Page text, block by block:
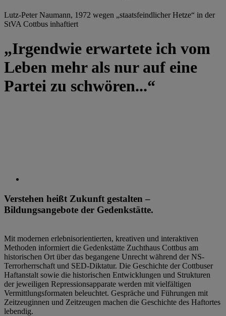
Lutz-Peter Naumann, 1972 wegen „staatsfeindlicher Hetze“ in der
StVA Cottbus inhaftiert
„Irgendwie erwartete ich vom
Leben mehr als nur auf eine
Partei zu schwören...“
Verstehen heißt Zukunft gestalten –
Bildungsangebote der Gedenkstätte.
Mit modernen erlebnisorientierten, kreativen und interaktiven
Methoden informiert die Gedenkstätte Zuchthaus Cottbus am
historischen Ort über das begangene Unrecht während der NS-
Terrorherrschaft und SED-Diktatur. Die Geschichte der Cottbuser
Haftanstalt sowie die historischen Entwicklungen und Strukturen
der jeweiligen Repressionsapparate werden mit vielfältigen
Vermittlungsformaten beleuchtet. Gespräche und Führungen mit
Zeitzeuginnen und Zeitzeugen machen die Geschichte des Haftortes
lebendig.